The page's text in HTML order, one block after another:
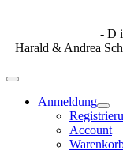
- D
Harald & Andrea
Anmeldung
Account